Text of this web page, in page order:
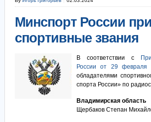
Минспорт России
спортивные звания
В соответствии с
России от 29
обладателями
спорта России» по
Владимирская область
Щербаков Степан